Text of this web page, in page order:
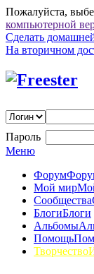
Пожалуйста,
компьютерной
Сделать
На вторичном
Пароль
Меню
Форум
Мой мир
Сообщества
БлогиБлоги
Альбомы
Помощь
Творчество